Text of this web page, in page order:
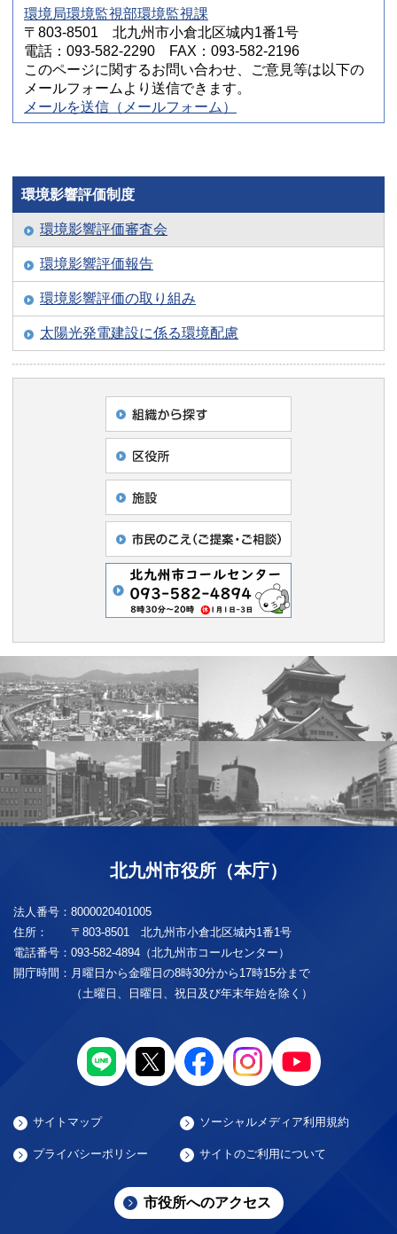
環境局環境監視部環境監視課
〒803-8501 北九州市小倉北区城内1番1号
電話：093-582-2290 FAX：093-582-2196
このページに関するお問い合わせ、ご意見等は以下の
メールフォームより送信できます。
メールを送信（メールフォーム）
環境影響評価制度
環境影響評価審査会
環境影響評価報告
環境影響評価の取り組み
太陽光発電建設に係る環境配慮
北九州市役所（本庁）
法人番号： 8000020401005
住所：
〒803-8501 北九州市小倉北区城内1番1号
電話番号： 093-582-4894（北九州市コールセンター）
開庁時間： 月曜日から金曜日の8時30分から17時15分まで
（土曜日、日曜日、祝日及び年末年始を除く）
サイトマップ ソーシャルメディア利用規約
プライバシーポリシー サイトのご利用について
市役所へのアクセス